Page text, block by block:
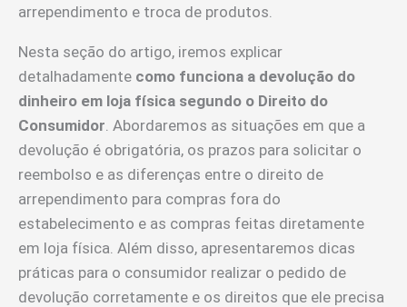
arrependimento e troca de produtos.
Nesta seção do artigo, iremos explicar
detalhadamente como funciona a devolução do
dinheiro em loja física segundo o Direito do
Consumidor. Abordaremos as situações em que a
devolução é obrigatória, os prazos para solicitar o
reembolso e as diferenças entre o direito de
arrependimento para compras fora do
estabelecimento e as compras feitas diretamente
em loja física. Além disso, apresentaremos dicas
práticas para o consumidor realizar o pedido de
devolução corretamente e os direitos que ele precisa